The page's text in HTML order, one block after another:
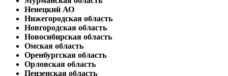
Ненецкий АО
Нижегородская область
Новгородская область
Новосибирская область
Омская область
Оренбургская область
Орловская область
Пензенская область